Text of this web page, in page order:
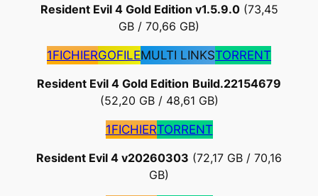
Resident Evil 4 Gold Edition v1.5.9.0(73,45
GB / 70,66 GB)
1FICHIERGOFILEMULTI LINKSTORRENT
Resident Evil 4 Gold Edition Build.22154679
(52,20 GB / 48,61 GB)
1FICHIERTORRENT
Resident Evil 4 v20260303 (72,17 GB / 70,16
GB)